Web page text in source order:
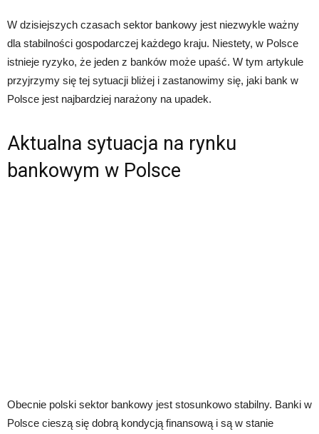
W dzisiejszych czasach sektor bankowy jest niezwykle ważny
dla stabilności gospodarczej każdego kraju. Niestety, w Polsce
istnieje ryzyko, że jeden z banków może upaść. W tym artykule
przyjrzymy się tej sytuacji bliżej i zastanowimy się, jaki bank w
Polsce jest najbardziej narażony na upadek.
Aktualna sytuacja na rynku
bankowym w Polsce
Obecnie polski sektor bankowy jest stosunkowo stabilny. Banki w
Polsce cieszą się dobrą kondycją finansową i są w stanie